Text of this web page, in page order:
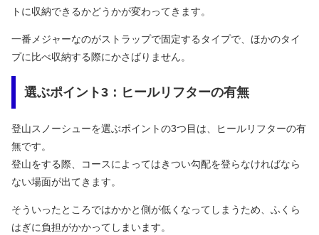
トに収納できるかどうかが変わってきます。
一番メジャーなのがストラップで固定するタイプで、ほかのタイ
プに比べ収納する際にかさばりません。
選ぶポイント3：ヒールリフターの有無
登山スノーシューを選ぶポイントの3つ目は、ヒールリフターの有
無です。
登山をする際、コースによってはきつい勾配を登らなければなら
ない場面が出てきます。
そういったところではかかと側が低くなってしまうため、ふくら
はぎに負担がかかってしまいます。